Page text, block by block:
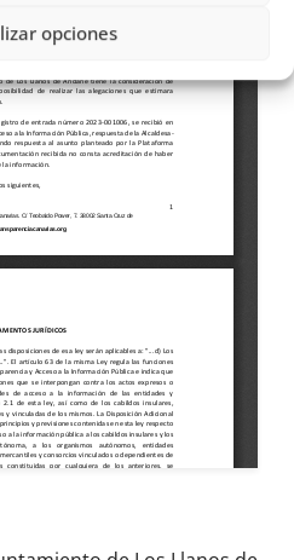
opciones